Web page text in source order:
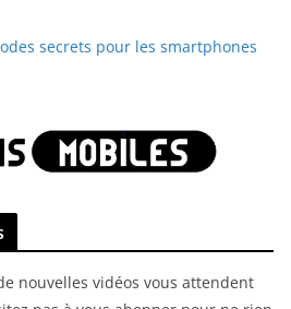
secrets pour les smartphones
nouvelles vidéos vous attendent